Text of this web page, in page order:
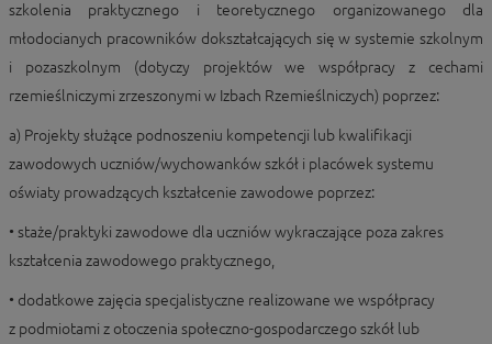
szkolenia praktycznego i teoretycznego organizowanego dla
młodocianych pracowników dokształcających się w systemie szkolnym
i pozaszkolnym (dotyczy projektów we współpracy z cechami
rzemieślniczymi zrzeszonymi w Izbach Rzemieślniczych) poprzez:
a) Projekty służące podnoszeniu kompetencji lub kwalifikacji
zawodowych uczniów/wychowanków szkół i placówek systemu
oświaty prowadzących kształcenie zawodowe poprzez:
• staże/praktyki zawodowe dla uczniów wykraczające poza zakres
kształcenia zawodowego praktycznego,
• dodatkowe zajęcia specjalistyczne realizowane we współpracy
z podmiotami z otoczenia społeczno-gospodarczego szkół lub